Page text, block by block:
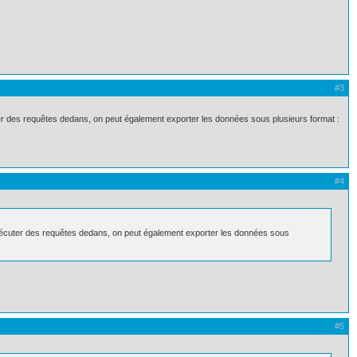
#3
requêtes dedans, on peut également exporter les données sous plusieurs format :
#4
des requêtes dedans, on peut également exporter les données sous
#5